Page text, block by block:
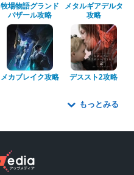
牧場物語グランド
バザール攻略
メタルギアデルタ
攻略
メカブレイク攻略 デススト2攻略
もっとみる